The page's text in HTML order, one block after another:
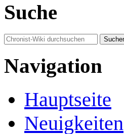
Suche
Navigation
Hauptseite
Neuigkeiten